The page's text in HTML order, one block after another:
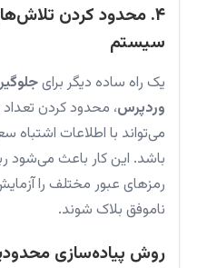
۴. محدود کردن
سیستم
یک راه ساده دیگر برای
وردپرس، محدود کردن
می‌تواند با اطلاعات
باشد. این کار باعث می‌شود
رمزهای عبور مختلف را
ناموفق بلاک شوند.
روش پیاده‌سازی